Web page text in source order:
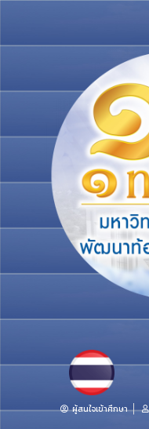
ผู้สนใจเข้าศึกษา